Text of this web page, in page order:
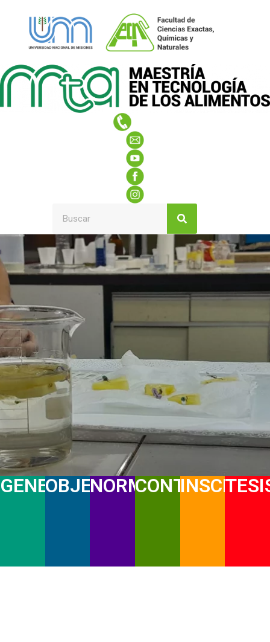
GENERALIDADES
OBJETIVOS
NORMATIVAS
CONTACTENOS